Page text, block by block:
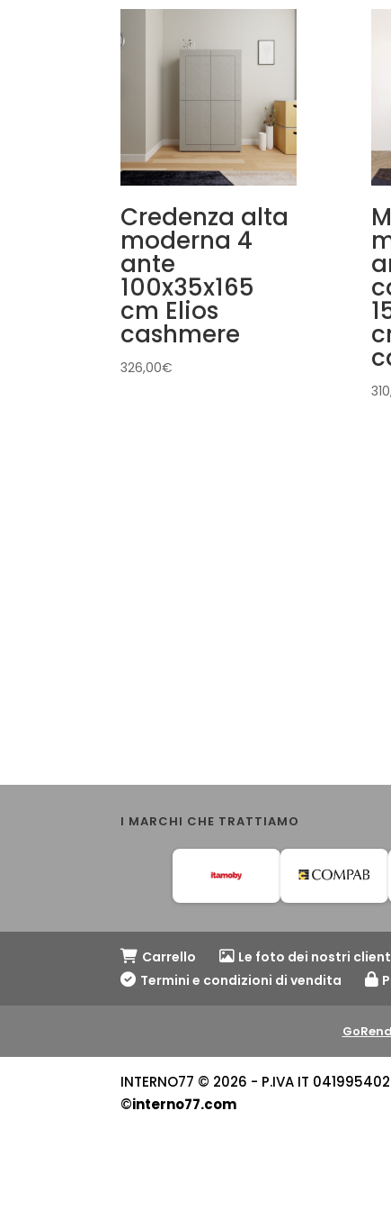
Credenza alta
moderna 4
ante
100x35x165
cm Elios
cashmere
326,00€
I MARCHI CHE TRATTIAMO
Carrello Le foto dei nostri
Termini e condizioni di vendita
INTERNO77 © 2026 - P.IVA IT
©interno77.com